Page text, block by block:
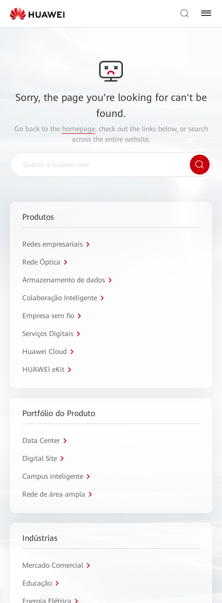
Sorry, the page you're looking for can't be
found.
Go back to the homepage, check out the links below, or search
across the entire website.
Produtos
Redes empresariais
Rede Óptica
Armazenamento de dados
Colaboração Inteligente
Empresa sem fio
Serviços Digitais
Huawei Cloud
HUAWEI eKit
Portfólio do Produto
Data Center
Digital Site
Campus inteligente
Rede de área ampla
Indústrias
Mercado Comercial
Educação
Energia Elétrica